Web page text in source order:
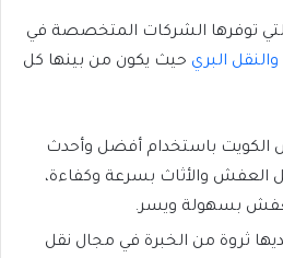
توفرها الشركات المتخصصة في
والنقل البري حيث يكون من بينها كل
باستخدام أفضل وأحدث
العفش والأثاث بسرعة وكفاءة،
بسهولة ويسر.
ثروة من الخبرة في مجال نقل